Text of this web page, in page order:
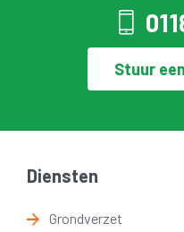
Stuur
Diensten
Grondverzet